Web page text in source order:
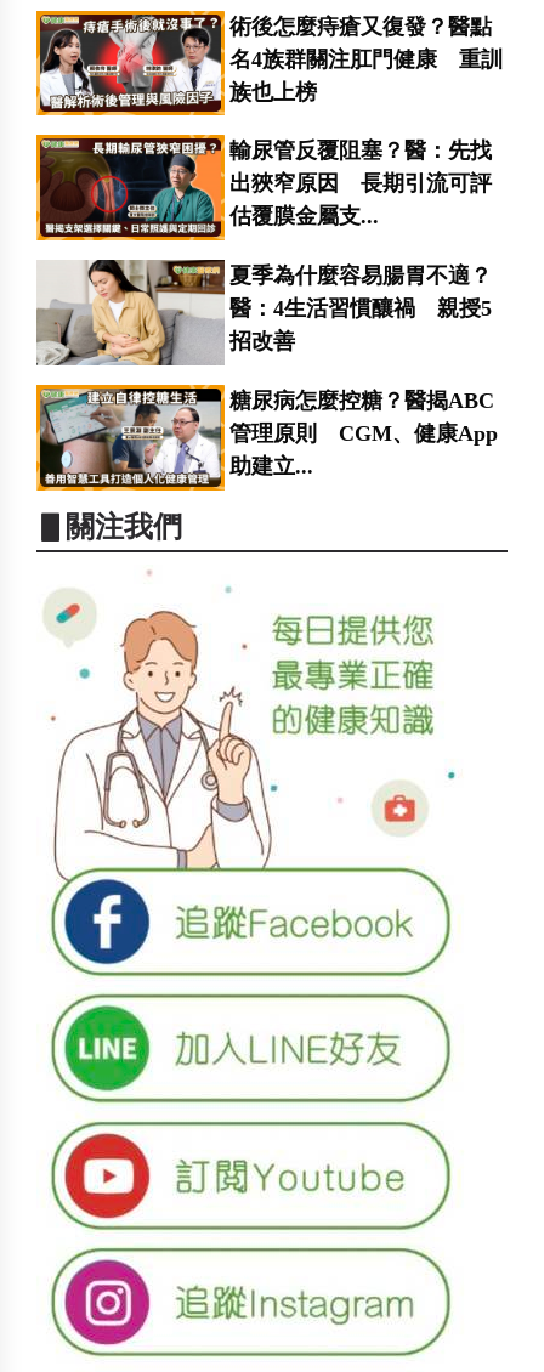
術後怎麼痔瘡又復發？醫點
名4族群關注肛門健康 重訓
族也上榜
輸尿管反覆阻塞？醫：先找
出狹窄原因 長期引流可評
估覆膜金屬支...
夏季為什麼容易腸胃不適？
醫：4生活習慣釀禍 親授5
招改善
糖尿病怎麼控糖？醫揭ABC
管理原則 CGM、健康App
助建立...
▋關注我們